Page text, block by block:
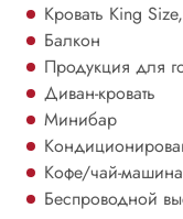
Кровать King
Балкон
Продукция для
Диван-кровать
Минибар
Кофе/чай-машина
Беспроводной